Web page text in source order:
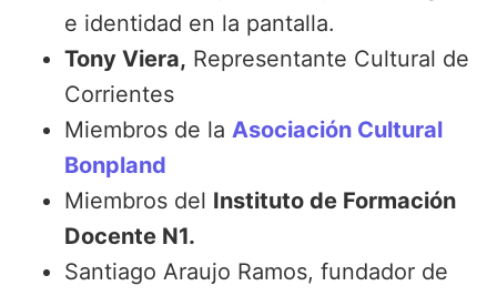
e identidad en la pantalla.
Tony Viera, Representante Cultural de
Corrientes
Miembros de la Asociación Cultural
Bonpland
Miembros del Instituto de Formación
Docente N1.
Santiago Araujo Ramos, fundador de